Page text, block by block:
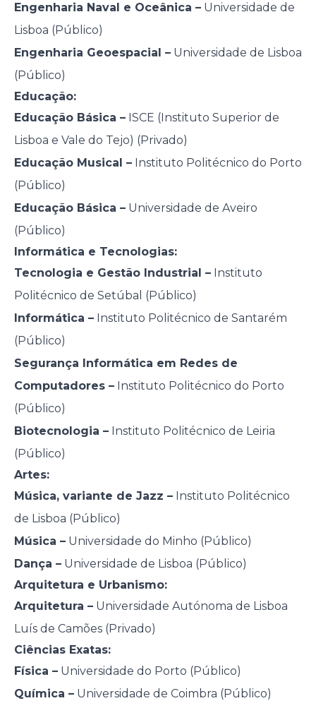
Engenharia Naval e Oceânica –Universidade de
Lisboa (Público)
Engenharia Geoespacial –Universidade de Lisboa
(Público)
Educação:
Educação Básica –ISCE (Instituto Superior de
Lisboa e Vale do Tejo) (Privado)
Educação Musical –Instituto Politécnico do Porto
(Público)
Educação Básica –Universidade de Aveiro
(Público)
Informática e Tecnologias:
Tecnologia e Gestão Industrial –Instituto
Politécnico de Setúbal (Público)
Informática –Instituto Politécnico de Santarém
(Público)
Segurança Informática em Redes de
Computadores –Instituto Politécnico do Porto
(Público)
Biotecnologia –Instituto Politécnico de Leiria
(Público)
Artes:
Música, variante de Jazz –Instituto Politécnico
de Lisboa (Público)
Música –Universidade do Minho (Público)
Dança –Universidade de Lisboa (Público)
Arquitetura e Urbanismo:
Arquitetura –Universidade Autónoma de Lisboa
Luís de Camões (Privado)
Ciências Exatas:
Física –Universidade do Porto (Público)
Química –Universidade de Coimbra (Público)